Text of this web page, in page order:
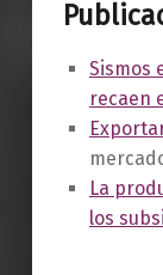
Sismos
recaen
La
los